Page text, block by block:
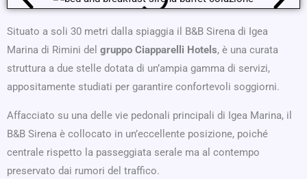
Situato a soli 30 metri dalla spiaggia il B&B Sirena di Igea
Marina di Rimini del gruppo Ciapparelli Hotels, è una curata
struttura a due stelle dotata di un’ampia gamma di servizi,
appositamente studiati per garantire confortevoli soggiorni.
Affacciato su una delle vie pedonali principali di Igea Marina, il
B&B Sirena è collocato in un’eccellente posizione, poiché
centrale rispetto la passeggiata serale ma al contempo
preservato dai rumori del traffico.